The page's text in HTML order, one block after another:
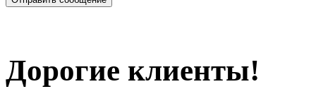
Дорогие клиенты!